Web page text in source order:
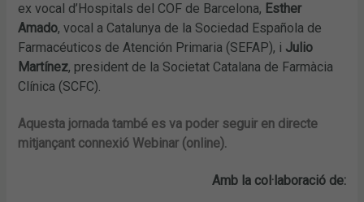
ex vocal d’Hospitals del COF de Barcelona, Esther
Amado, vocal a Catalunya de la Sociedad Española de
Farmacéuticos de Atención Primaria (SEFAP), i Julio
Martínez, president de la Societat Catalana de Farmàcia
Clínica (SCFC).
Aquesta jornada també es va poder seguir en directe
mitjançant connexió Webinar (online).
Amb la col·laboració de: